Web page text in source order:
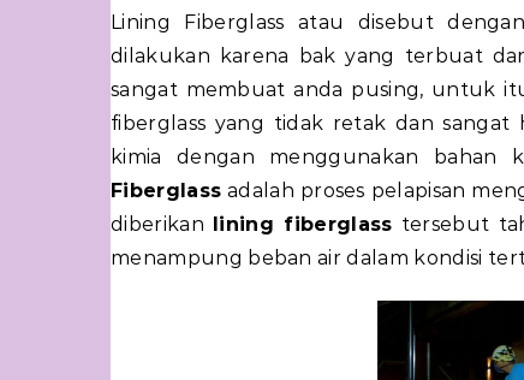
Lining Fiberglass atau disebut dengan pelapisan fiberglass pada beton dan besi sangat perlu
dilakukan karena bak yang terbuat
sangat membuat anda pusing, untuk
fiberglass yang tidak retak dan sangat
kimia dengan menggunakan
Fiberglass adalah proses pelapisan
diberikan lining fiberglass tersebut
menampung beban air dalam kondisi